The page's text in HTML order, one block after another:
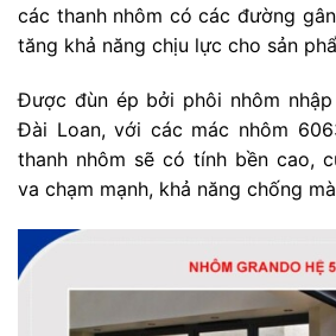
các thanh nhôm có các đường
tăng khả năng chịu lực cho sản
Được đùn ép bởi phôi nhôm
Đài Loan, với các mác nhôm
thanh nhôm sẽ có tính bền cao,
va chạm mạnh, khả năng chống